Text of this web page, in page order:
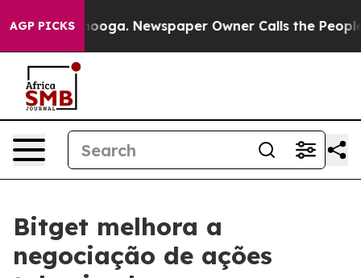
AGP PICKS Newspaper Owner Calls the People
Bitget melhora a
negociação de ações